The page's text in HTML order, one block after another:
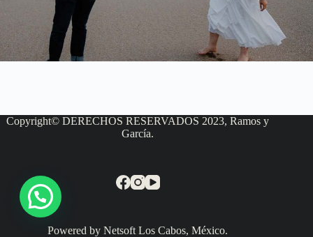
Copyright© DERECHOS RESERVADOS 2023, Ramos y
García.
Powered by Netsoft Los Cabos, México.